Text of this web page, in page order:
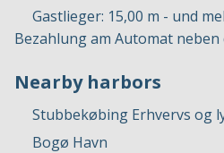
Gastlieger: 15,00 m - und
Bezahlung am Automat
Nearby harbors
Stubbekøbing Erhvervs og
Bogø Havn